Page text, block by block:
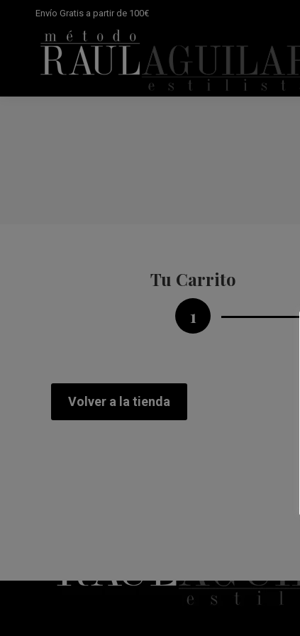
Envío Gratis a partir de 100€
Tu Carrito
1
Volver a la tienda